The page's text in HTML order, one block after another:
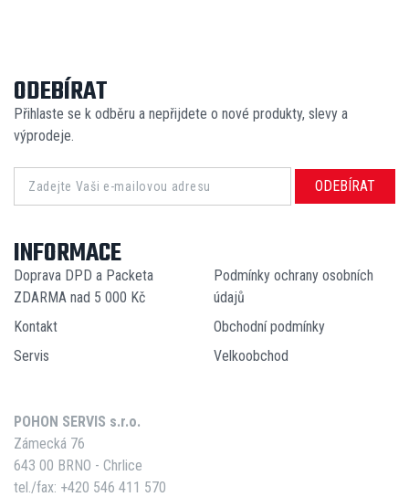
ODEBÍRAT
Přihlaste se k odběru a nepřijdete o nové produkty, slevy a
výprodeje.
ODEBÍRAT
INFORMACE
Doprava DPD a Packeta
ZDARMA nad 5 000 Kč
Podmínky ochrany osobních
údajů
Kontakt
Obchodní podmínky
Servis
Velkoobchod
POHON SERVIS s.r.o.
Zámecká 76
643 00 BRNO - Chrlice
tel./fax: +420 546 411 570